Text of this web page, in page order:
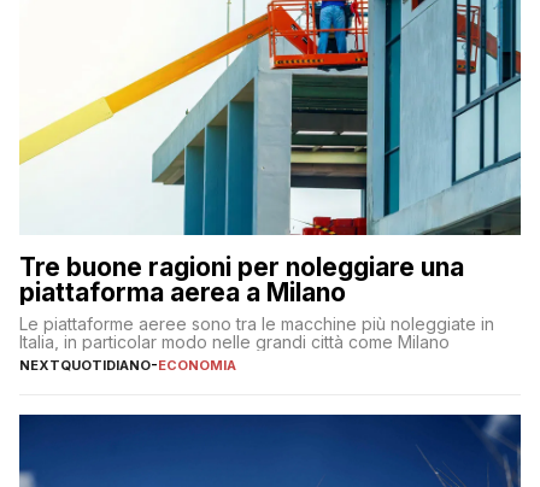
Tre buone ragioni per noleggiare una
piattaforma aerea a Milano
Le piattaforme aeree sono tra le macchine più noleggiate in
Italia, in particolar modo nelle grandi città come Milano
NEXTQUOTIDIANO-ECONOMIA